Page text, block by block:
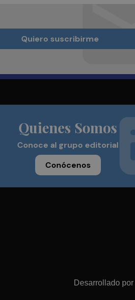
Quiero suscribirme
Quienes Somos
Conoce al grupo editorial
Conócenos
Desarrollado por